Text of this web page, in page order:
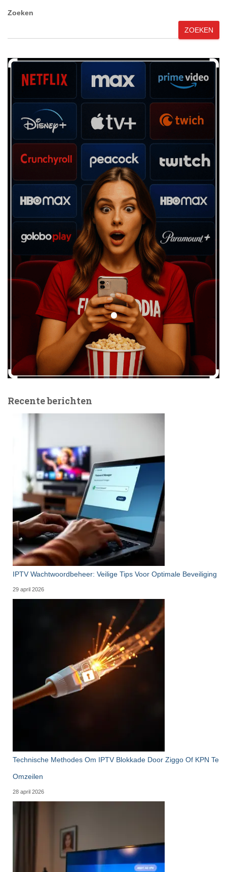
Zoeken
ZOEKEN
Recente berichten
IPTV Wachtwoordbeheer: Veilige Tips Voor Optimale Beveiliging
29 april 2026
Technische Methodes Om IPTV Blokkade Door Ziggo Of KPN Te
Omzeilen
28 april 2026